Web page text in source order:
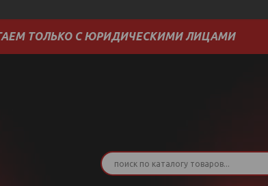
ТОЛЬКО С ЮРИДИЧЕСКИМИ ЛИЦАМИ